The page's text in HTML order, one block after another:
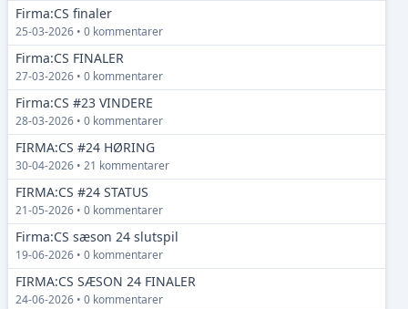
Firma:CS finaler
25-03-2026 • 0 kommentarer
Firma:CS FINALER
27-03-2026 • 0 kommentarer
Firma:CS #23 VINDERE
28-03-2026 • 0 kommentarer
FIRMA:CS #24 HØRING
30-04-2026 • 21 kommentarer
FIRMA:CS #24 STATUS
21-05-2026 • 0 kommentarer
Firma:CS sæson 24 slutspil
19-06-2026 • 0 kommentarer
FIRMA:CS SÆSON 24 FINALER
24-06-2026 • 0 kommentarer